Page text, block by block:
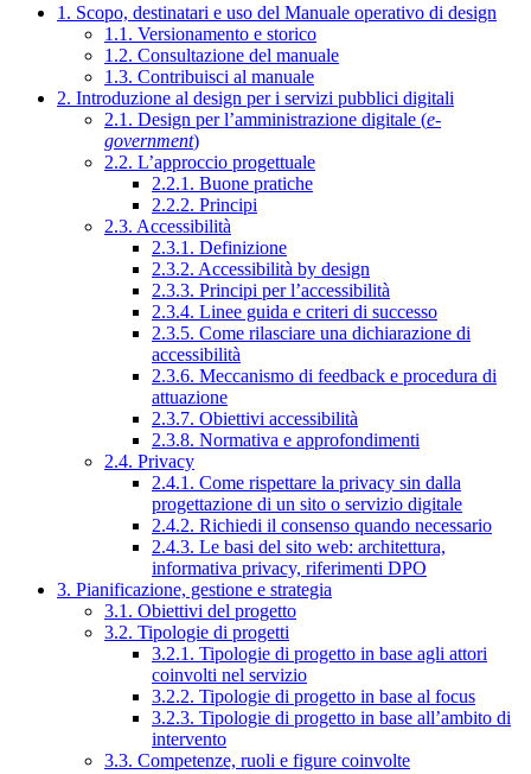
1. Scopo, destinatari e uso del Manuale operativo di design
1.1. Versionamento e storico
1.2. Consultazione del manuale
1.3. Contribuisci al manuale
2. Introduzione al design per i servizi pubblici digitali
2.1. Design per l’amministrazione digitale (e-
government)
2.2. L’approccio progettuale
2.2.1. Buone pratiche
2.2.2. Principi
2.3. Accessibilità
2.3.1. Definizione
2.3.2. Accessibilità by design
2.3.3. Principi per l’accessibilità
2.3.4. Linee guida e criteri di successo
2.3.5. Come rilasciare una dichiarazione di
accessibilità
2.3.6. Meccanismo di feedback e procedura di
attuazione
2.3.7. Obiettivi accessibilità
2.3.8. Normativa e approfondimenti
2.4. Privacy
2.4.1. Come rispettare la privacy sin dalla
progettazione di un sito o servizio digitale
2.4.2. Richiedi il consenso quando necessario
2.4.3. Le basi del sito web: architettura,
informativa privacy, riferimenti DPO
3. Pianificazione, gestione e strategia
3.1. Obiettivi del progetto
3.2. Tipologie di progetti
3.2.1. Tipologie di progetto in base agli attori
coinvolti nel servizio
3.2.2. Tipologie di progetto in base al focus
3.2.3. Tipologie di progetto in base all’ambito di
intervento
3.3. Competenze, ruoli e figure coinvolte